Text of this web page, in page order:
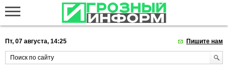
Пт, 07 августа, 14:25 Пишите нам